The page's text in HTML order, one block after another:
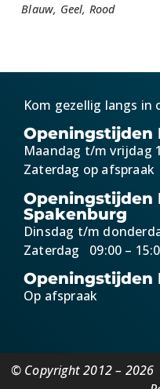
Blauw, Geel, Rood
Kom gezellig langs in
Openingstijden
Maandag t/m vrijdag
Zaterdag op afspraak
Openingstijden
Spakenburg
Dinsdag t/m
Zaterdag 09:00 –
Openingstijden
Op afspraak
© Copyright 2012 –